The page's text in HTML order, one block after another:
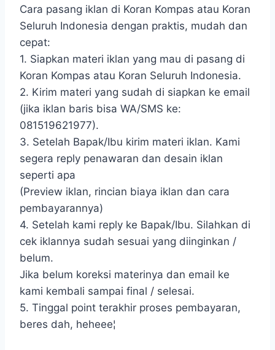
Cara pasang iklan di Koran Kompas atau Koran
Seluruh Indonesia dengan praktis, mudah dan
cepat:
1. Siapkan materi iklan yang mau di pasang di
Koran Kompas atau Koran Seluruh Indonesia.
2. Kirim materi yang sudah di siapkan ke email
(jika iklan baris bisa WA/SMS ke:
081519621977).
3. Setelah Bapak/Ibu kirim materi iklan. Kami
segera reply penawaran dan desain iklan
seperti apa
(Preview iklan, rincian biaya iklan dan cara
pembayarannya)
4. Setelah kami reply ke Bapak/Ibu. Silahkan di
cek iklannya sudah sesuai yang diinginkan /
belum.
Jika belum koreksi materinya dan email ke
kami kembali sampai final / selesai.
5. Tinggal point terakhir proses pembayaran,
beres dah, heheee¦